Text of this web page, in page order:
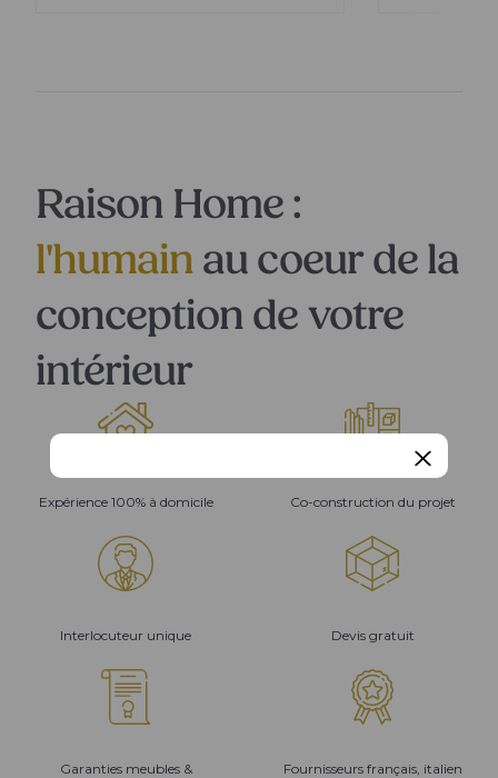
Raison Home :
l'humain au coeur de la
conception de votre
intérieur
Expérience 100% à domicile Co-construction du projet
Interlocuteur unique Devis gratuit
Garanties meubles &
Fournisseurs français, italien